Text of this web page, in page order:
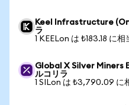
Keel Infrastructure
ラ
1 KEELon は ₺183.18 に相
Global X Silver Miners
ルコリラ
1 SILon は ₺3,790.09 に